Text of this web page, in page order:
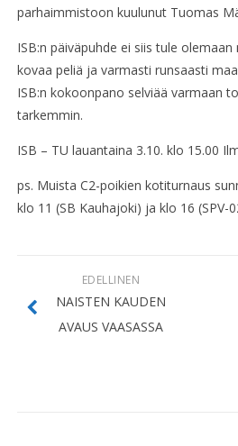
parhaimmistoon kuulunut Tuomas
ISB:n päiväpuhde ei siis tule
kovaa peliä ja varmasti runsaasti
ISB:n kokoonpano selviää varmaan
tarkemmin.
ISB – TU lauantaina 3.10. klo 15.00
ps. Muista C2-poikien kotiturnaus
klo 11 (SB Kauhajoki) ja klo 16 (SPV-
EDELLINEN
NAISTEN KAUDEN
AVAUS VAASASSA